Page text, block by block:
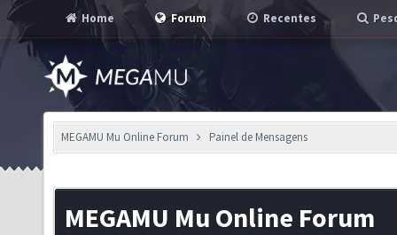
Home Forum Recentes
MEGAMU Mu Online Forum Painel de Mensagens
MEGAMU Mu Online Forum